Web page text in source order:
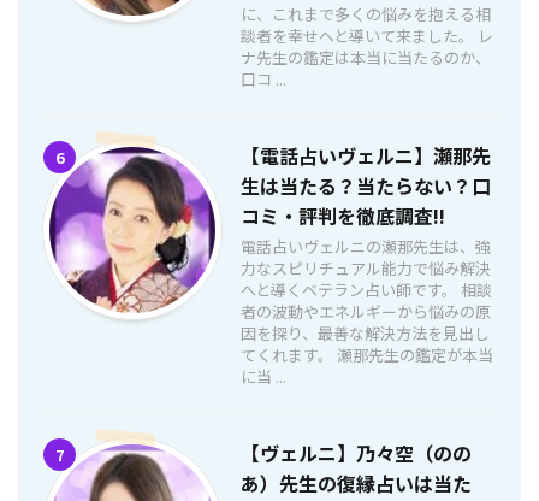
に、これまで多くの悩みを抱える相
談者を幸せへと導いて来ました。 レ
ナ先生の鑑定は本当に当たるのか、
口コ ...
6
【電話占いヴェルニ】瀬那先
生は当たる？当たらない？口
コミ・評判を徹底調査!!
電話占いヴェルニの瀬那先生は、強
力なスピリチュアル能力で悩み解決
へと導くベテラン占い師です。 相談
者の波動やエネルギーから悩みの原
因を探り、最善な解決方法を見出し
てくれます。 瀬那先生の鑑定が本当
に当 ...
7
【ヴェルニ】乃々空（のの
あ）先生の復縁占いは当た